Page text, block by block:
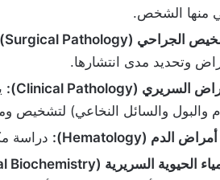
منها الشخص.
الجراحي (Surgical Pathology):
وتحديد مدى انتشارها.
السريري (Clinical Pathology):
والبول والسائل النخاعي) لتشخيص
الدم (Hematology):
دراسة
الحيوية السريرية (Clinical Biochemistry):